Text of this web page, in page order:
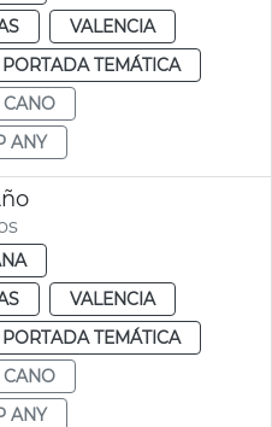
VALENCIA
TEMÁTICA
ANY
VALENCIA
TEMÁTICA
ANY